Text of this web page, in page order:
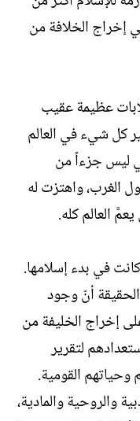
إخراج الخلافة من
عظيمة عقيب
كل شيء في العالم
ليس جزءاً من
الغرب، واهتزت له
العالم كله.
في بدء إسلامها.
أنّ وجود
إخراج الخليفة من
لتقرير
وحياتهم القومية.
والروحية والمادية،